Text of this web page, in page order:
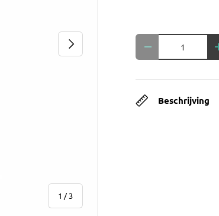
1 /van
3
Volgende Aantal
Verlaag de
Beschrijving